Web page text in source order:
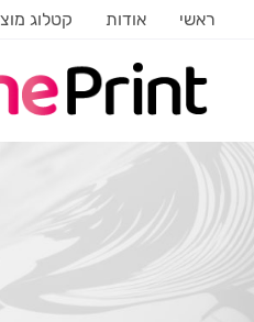
ראשי אודות קטלוג